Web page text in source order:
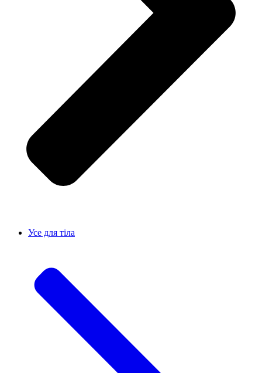
Усе для тiла